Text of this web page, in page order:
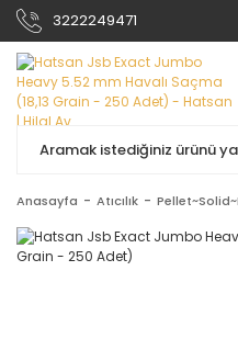
3222249471
Anasayfa Atıcılık